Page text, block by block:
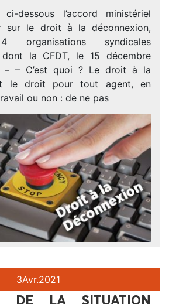
dessous l’accord ministériel
sur le droit à la déconnexion,
syndicales
dont la CFDT, le 15 décembre
– C’est quoi ? Le droit à la
le droit pour tout agent, en
ou non : de ne pas
3Avr.2021
DE LA SITUATION